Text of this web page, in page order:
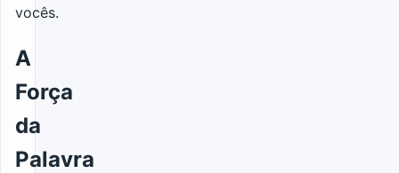
vocês.
A
Força
da
Palavra